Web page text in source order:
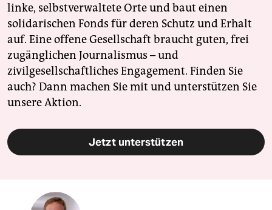
linke, selbstverwaltete Orte und baut einen
solidarischen Fonds für deren Schutz und Erhalt
auf. Eine offene Gesellschaft braucht guten, frei
zugänglichen Journalismus – und
zivilgesellschaftliches Engagement. Finden Sie
auch? Dann machen Sie mit und unterstützen Sie
unsere Aktion.
Jetzt unterstützen